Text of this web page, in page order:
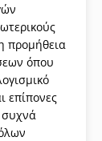
προμήθεια
όπου
επίπονες